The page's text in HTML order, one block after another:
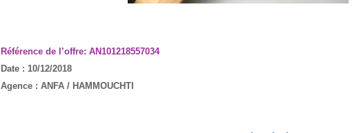
Référence de l’offre: AN101218557034
Date : 10/12/2018
Agence : ANFA / HAMMOUCHTI